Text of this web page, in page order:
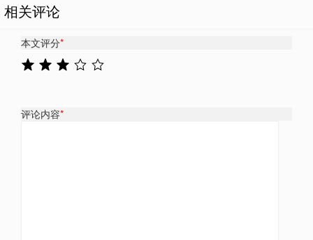
相关评论
本文评分*
评论内容*